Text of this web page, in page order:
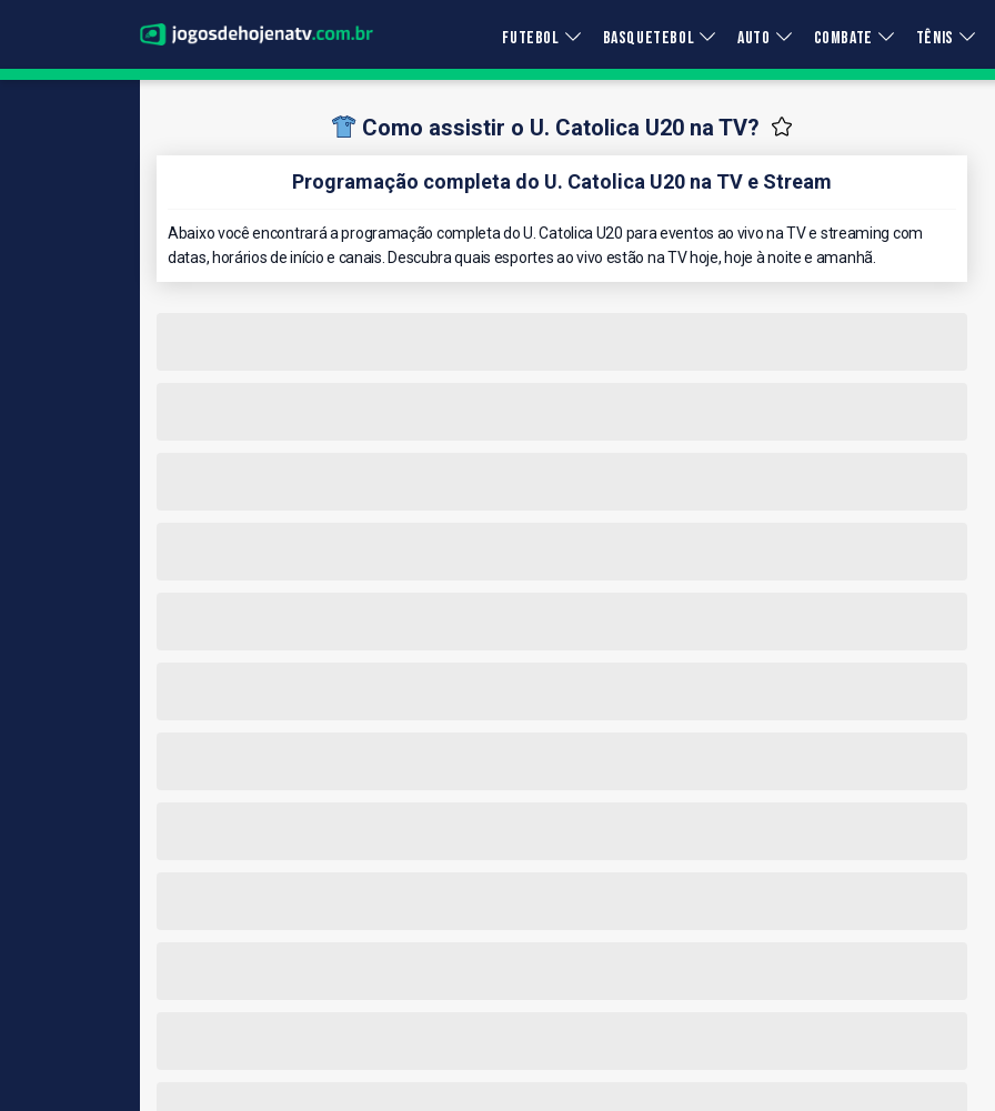
FUTEBOL BASQUETEBOL AUTO COMBATE TÊNIS
Como assistir o U. Catolica U20 na TV?
Programação completa do U. Catolica U20 na TV e Stream
Abaixo você encontrará a programação completa do U. Catolica U20 para eventos ao vivo na TV e streaming com
datas, horários de início e canais. Descubra quais esportes ao vivo estão na TV hoje, hoje à noite e amanhã.